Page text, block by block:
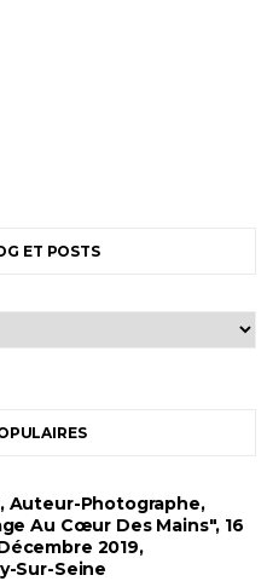
ET POSTS
Auteur-Photographe,
Au Cœur Des Mains", 16
2019,
Sur-Seine